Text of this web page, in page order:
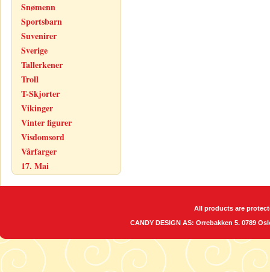
Snømenn
Sportsbarn
Suvenirer
Sverige
Tallerkener
Troll
T-Skjorter
Vikinger
Vinter figurer
Visdomsord
Vårfarger
17. Mai
All products are
CANDY DESIGN AS: Orrebakken 5. 0789